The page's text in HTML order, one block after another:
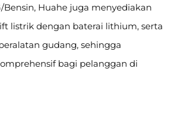
Bensin, Huahe juga menyediakan
listrik dengan baterai lithium, serta
gudang, sehingga
bagi pelanggan di